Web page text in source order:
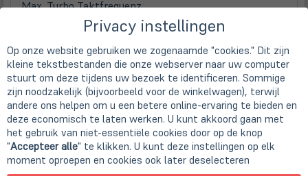
Max. Turbo Taktfrequenz
Prozessorgrafik
Intel UHD 620 (4K Support)
Display
Display
33,8cm13,3" TFT Display IPS
Screen Resolution
1920 x 1080 Pixel (FHD)
Aspect ratio
16:9
Surface
Privacy instellingen
Op onze website gebruiken we zogenaamde "cookies." Dit zijn
kleine tekstbestanden die onze webserver naar uw computer
stuurt om deze tijdens uw bezoek te identificeren. Sommige
zijn noodzakelijk (bijvoorbeeld voor de winkelwagen), terwijl
andere ons helpen om u een betere online-ervaring te bieden en
deze economisch te laten werken. U kunt akkoord gaan met
het gebruik van niet-essentiële cookies door op de knop
"Accepteer alle" te klikken. U kunt deze instellingen op elk
moment oproepen en cookies ook later deselecteren